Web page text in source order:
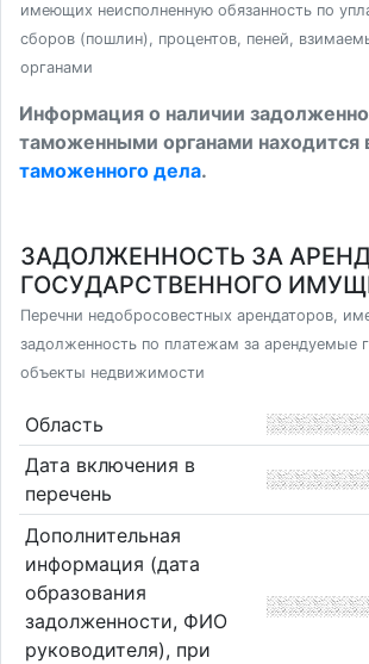
имеющих неисполненную обязанность по
сборов (пошлин), процентов, пеней,
органами
Информация о наличии
таможенными органами находится
таможенного дела.
ЗАДОЛЖЕННОСТЬ ЗА
ГОСУДАРСТВЕННОГО
Перечни недобросовестных арендаторов,
задолженность по платежам за арендуемые
объекты недвижимости
Область
Дата включения в
перечень
Дополнительная
информация (дата
образования
задолженности, ФИО
руководителя), при